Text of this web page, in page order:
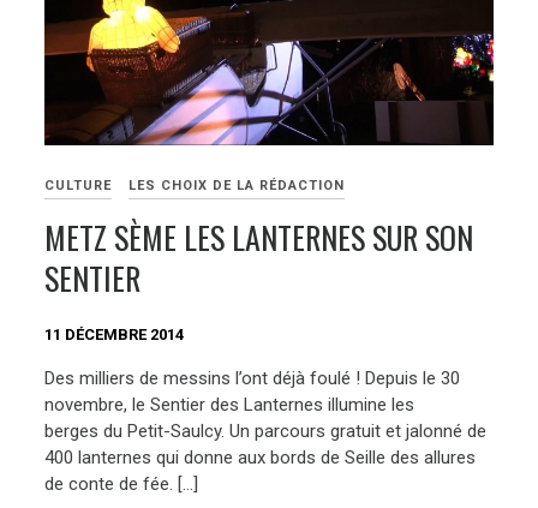
CULTURE LES CHOIX DE LA RÉDACTION
METZ SÈME LES LANTERNES SUR SON
SENTIER
11 DÉCEMBRE 2014
Des milliers de messins l’ont déjà foulé ! Depuis le 30
novembre, le Sentier des Lanternes illumine les
berges du Petit-Saulcy. Un parcours gratuit et jalonné de
400 lanternes qui donne aux bords de Seille des allures
de conte de fée. […]